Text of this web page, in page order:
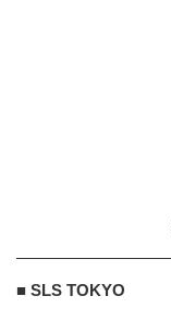
PR
■ SLS TOKYO